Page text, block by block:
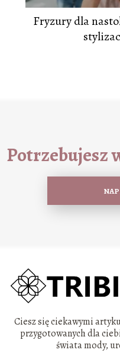
Fryzury dla
Potrzebujesz
Ciesz się ciekawymi
przygotowanych dla
świata mody,